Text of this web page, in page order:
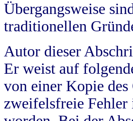
Übergangsweise
traditionellen
Autor dieser
Er weist auf
von einer Kopie
zweifelsfreie